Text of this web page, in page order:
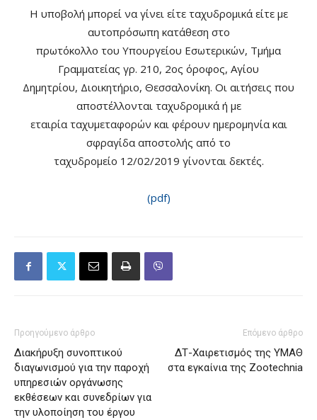
Η υποβολή μπορεί να γίνει είτε ταχυδρομικά είτε με
αυτοπρόσωπη κατάθεση στο
πρωτόκολλο του Υπουργείου Εσωτερικών, Τμήμα
Γραμματείας γρ. 210, 2ος όροφος, Αγίου
Δημητρίου, Διοικητήριο, Θεσσαλονίκη. Οι αιτήσεις που
αποστέλλονται ταχυδρομικά ή με
εταιρία ταχυμεταφορών και φέρουν ημερομηνία και
σφραγίδα αποστολής από το
ταχυδρομείο 12/02/2019 γίνονται δεκτές.
(pdf)
Προηγούμενο άρθρο
Διακήρυξη συνοπτικού
διαγωνισμού για την παροχή
υπηρεσιών οργάνωσης
εκθέσεων και συνεδρίων για
την υλοποίηση του έργου
Επόμενο άρθρο
ΔΤ-Χαιρετισμός της ΥΜΑΘ
στα εγκαίνια της Zootechnia